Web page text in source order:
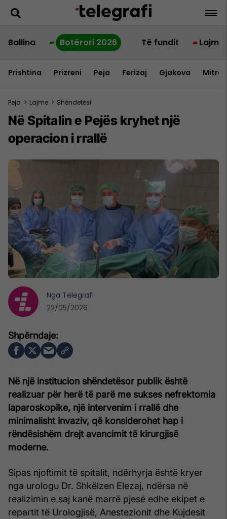
Ballina Botërori 2026 Të fundit Lajme
Prishtina Prizreni Peja Ferizaj Gjakova
Peja > Lajme > Shëndetësi
Në Spitalin e Pejës kryhet një
operacion i rrallë
Në një institucion shëndetësor publik është
realizuar për herë të parë me sukses nefrektomia
laparoskopike, një intervenim i rrallë dhe
minimalisht invaziv, që konsiderohet hap i
rëndësishëm drejt avancimit të kirurgjisë
moderne.
Sipas njoftimit të spitalit, ndërhyrja është kryer
nga urologu Dr. Shkëlzen Elezaj, ndërsa në
realizimin e saj kanë marrë pjesë edhe ekipet e
repartit të Urologjisë, Anestezionit dhe Kujdesit
Nga Telegrafi
22/05/2026